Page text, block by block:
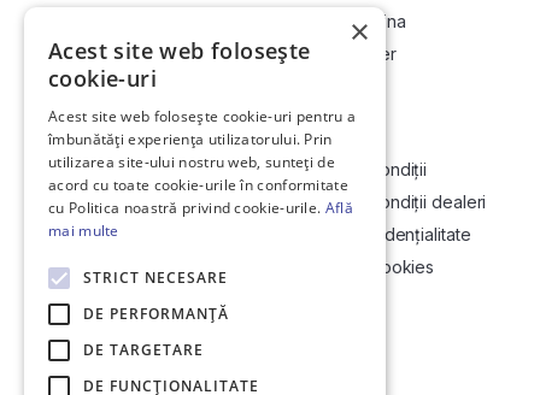
Cum vând la licitație?
Vinde-ți mașina
Devino dealer
Link-uri utile
Informații utile vizionare
Contact
Soluționarea Online a litigiilor
ANCP
Compania
Termeni și condiții
Termeni și condiții dealeri
Politică confidențialitate
Politica de cookies
×
Acest site web folosește
cookie-uri
Acest site web folosește cookie-uri pentru a
îmbunătăți experiența utilizatorului. Prin
utilizarea site-ului nostru web, sunteți de
acord cu toate cookie-urile în conformitate
cu Politica noastră privind cookie-urile. Află
mai multe
STRICT NECESARE
DE PERFORMANȚĂ
DE TARGETARE
DE FUNCŢIONALITATE